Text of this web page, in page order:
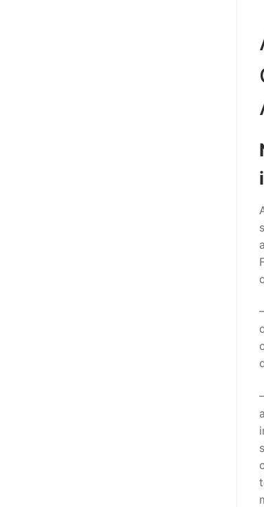
1º
2º/
Formação
Área de
Revista